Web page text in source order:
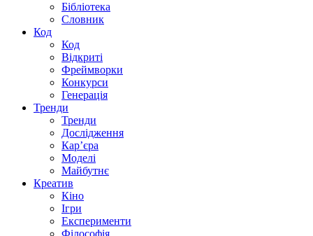
Бібліотека
Словник
Код
Код
Відкриті
Фреймворки
Конкурси
Генерація
Тренди
Тренди
Дослідження
Кар’єра
Моделі
Майбутнє
Креатив
Кіно
Ігри
Експерименти
Філософія